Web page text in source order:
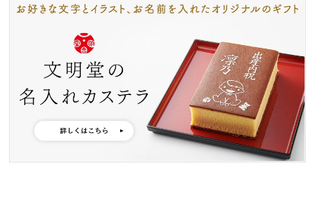
特製ハニーカステラ極 浜松工場限定五三焼カ
ステラ
ハニーカステラ
カステラ詰合せ
（五三・ハニー・静岡